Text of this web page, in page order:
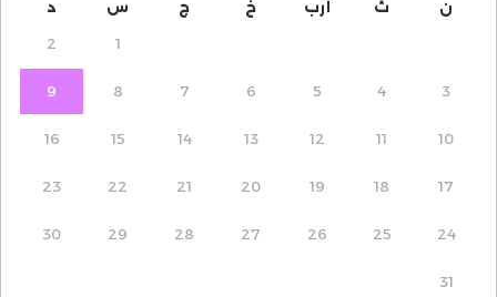
ن ث أرب خ ج س د
1
2
3
4
5
6
7
8
9
10
11
12
13
14
15
16
17
18
19
20
21
22
23
24
25
26
27
28
29
30
31